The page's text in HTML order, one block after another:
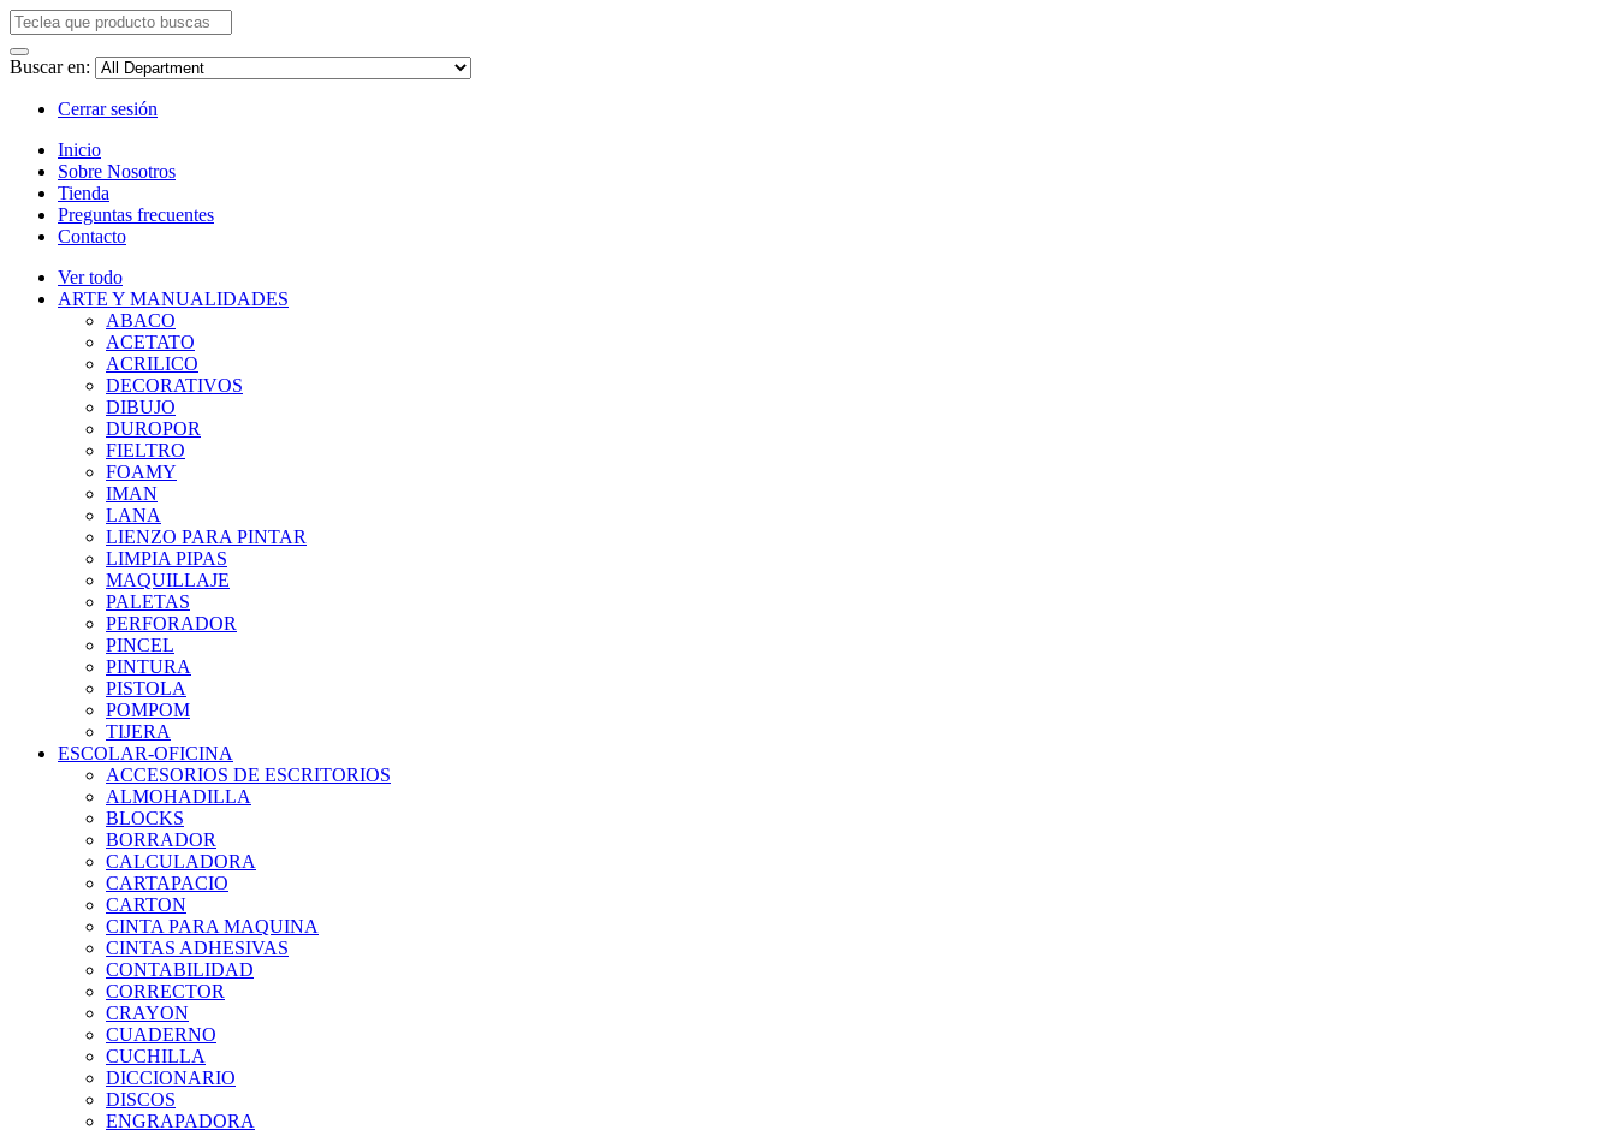
Buscar en:
Cerrar sesión
Inicio
Sobre Nosotros
Tienda
Preguntas frecuentes
Contacto
Ver todo
ARTE Y MANUALIDADES
ABACO
ACETATO
ACRILICO
DECORATIVOS
DIBUJO
DUROPOR
FIELTRO
FOAMY
IMAN
LANA
LIENZO PARA PINTAR
LIMPIA PIPAS
MAQUILLAJE
PALETAS
PERFORADOR
PINCEL
PINTURA
PISTOLA
POMPOM
TIJERA
ESCOLAR-OFICINA
ACCESORIOS DE ESCRITORIOS
ALMOHADILLA
BLOCKS
BORRADOR
CALCULADORA
CARTAPACIO
CARTON
CINTA PARA MAQUINA
CINTAS ADHESIVAS
CONTABILIDAD
CORRECTOR
CRAYON
CUADERNO
CUCHILLA
DICCIONARIO
DISCOS
ENGRAPADORA